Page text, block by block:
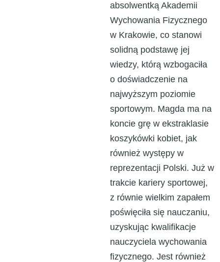
absolwentką Akademii
Wychowania Fizycznego
w Krakowie, co stanowi
solidną podstawę jej
wiedzy, którą wzbogaciła
o doświadczenie na
najwyższym poziomie
sportowym. Magda ma na
koncie grę w ekstraklasie
koszykówki kobiet, jak
również występy w
reprezentacji Polski. Już w
trakcie kariery sportowej,
z równie wielkim zapałem
poświęciła się nauczaniu,
uzyskując kwalifikacje
nauczyciela wychowania
fizycznego. Jest również